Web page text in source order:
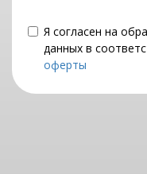
Я согласен на
данных в
оферты